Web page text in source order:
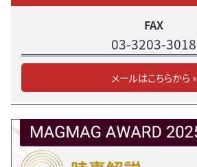
FAX
03-3203-3018
メールはこちらから »